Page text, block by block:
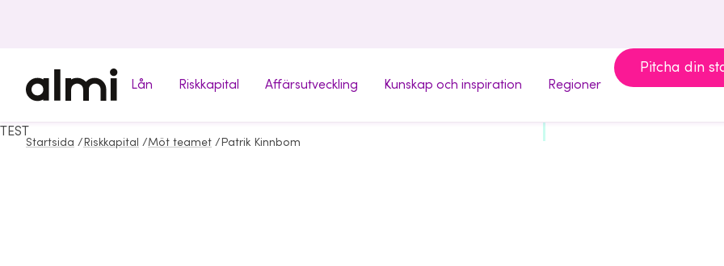
Lån Riskkapital Affärsutveckling Kunskap och inspiration Regioner
Pitcha din
Startsida / Riskkapital /Möt teamet / Patrik Kinnbom
TEST